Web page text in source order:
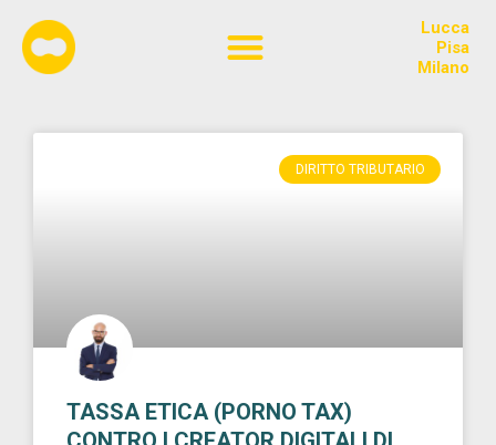
Lucca
Pisa
Milano
DIRITTO TRIBUTARIO
TASSA ETICA (PORNO TAX)